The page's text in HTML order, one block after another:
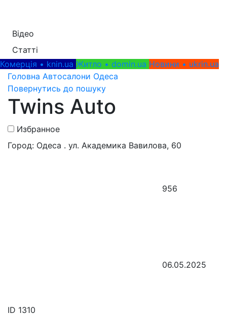
Відео
Статті
Комерція • knin.ua Житло • domin.ua Новини • ukrin.ua
Головна Автосалони Одеса
Повернутись до пошуку
Twins Auto
Избранное
Город: Одеса . ул. Академика Вавилова, 60
956
06.05.2025
ID 1310